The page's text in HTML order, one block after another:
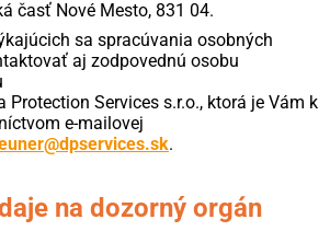
časť Nové Mesto, 831 04.
sa spracúvania osobných
aj zodpovednú osobu
Protection Services s.r.o., ktorá je Vám k
e-mailovej
.
na dozorný orgán